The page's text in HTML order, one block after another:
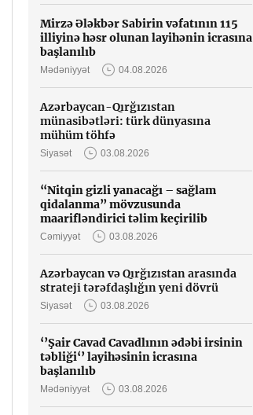
Mirzə Ələkbər Sabirin vəfatının 115
illiyinə həsr olunan layihənin icrasına
başlanılıb
Mədəniyyət 04.08.2026
Azərbaycan-Qırğızıstan
münasibətləri: türk dünyasına
mühüm töhfə
Siyasət 03.08.2026
“Nitqin gizli yanacağı – sağlam
qidalanma” mövzusunda
maarifləndirici təlim keçirilib
Cəmiyyət 03.08.2026
Azərbaycan və Qırğızıstan arasında
strateji tərəfdaşlığın yeni dövrü
Siyasət 03.08.2026
‘’Şair Cavad Cavadlının ədəbi irsinin
təbliği‘’ layihəsinin icrasına
başlanılıb
Mədəniyyət 03.08.2026